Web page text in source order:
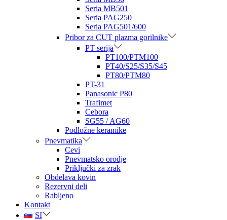
Seria MB501
Seria PAG250
Seria PAG501/600
Pribor za CUT plazma gorilnike
PT serija
PT100/PTM100
PT40/S25/S35/S45
PT80/PTM80
PT-31
Panasonic P80
Trafimet
Cebora
SG55 / AG60
Podložne keramike
Pnevmatika
Cevi
Pnevmatsko orodje
Priključki za zrak
Obdelava kovin
Rezervni deli
Rabljeno
Kontakt
SI